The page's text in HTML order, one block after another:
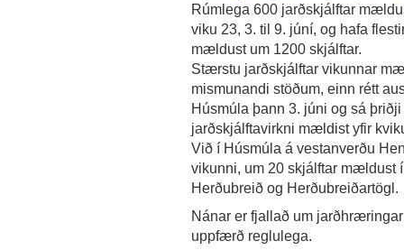
Rúmlega 600 jarðskjálftar
viku 23, 3. til 9. júní, og hafa
mældust um 1200 skjálftar.
Stærstu jarðskjálftar vikunnar
mismunandi stöðum, einn rétt
Húsmúla þann 3. júni og sá
jarðskjálftavirkni mældist yfir
Við í Húsmúla á vestanverðu
vikunni, um 20 skjálftar mældust
Herðubreið og Herðubreiðartögl.
Nánar er fjallað um
uppfærð reglulega.